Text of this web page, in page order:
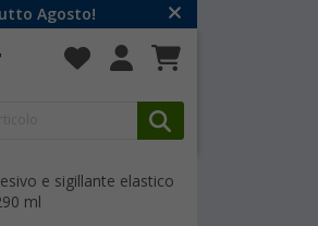
Agosto!
e sigillante elastico
ml